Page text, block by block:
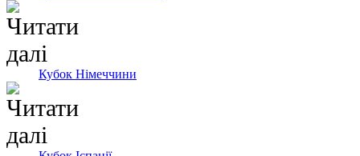
Кубок Німеччини